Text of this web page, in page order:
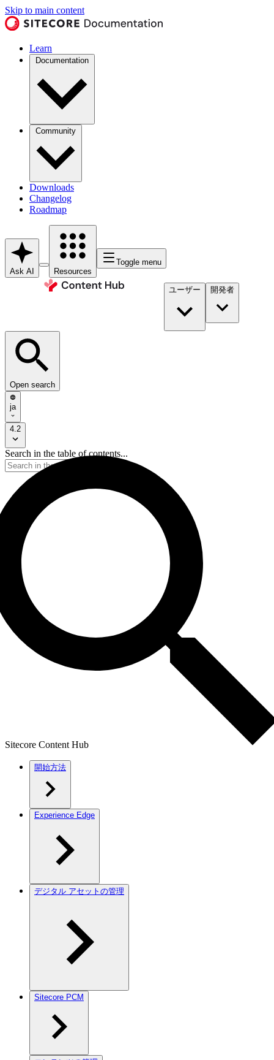
Skip to main content
Learn
Documentation
Community
Downloads
Changelog
Roadmap
Ask AI Resources
Toggle menu
ユーザー 開発者​
Open search
ja
4.2
Search in the table of contents...
Sitecore Content Hub
開始方法
Experience Edge
デジタル アセットの管理
Sitecore PCM